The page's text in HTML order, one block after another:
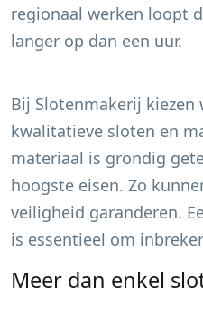
regionaal werken loopt
langer op dan een uur.
Bij Slotenmakerij kiezen
kwalitatieve sloten en
materiaal is grondig
hoogste eisen. Zo
veiligheid garanderen.
is essentieel om
Meer dan enkel